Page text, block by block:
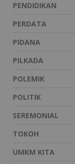
PENDIDIKAN
PERDATA
PIDANA
PILKADA
POLEMIK
POLITIK
SEREMONIAL
TOKOH
UMKM KITA